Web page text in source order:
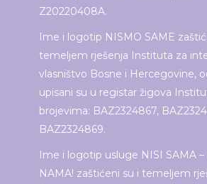
Z20220408A.
Ime i logotip NISMO SAME
temeljem rješenja Instituta za
vlasništvo Bosne i Hercegovine,
upisani su u registar žigova
brojevima: BAZ2324867,
BAZ2324869.
Ime i logotip usluge NISI SAMA –
NAMA! zaštićeni su i temeljem